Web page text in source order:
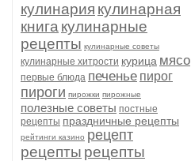
кулинария кулинарная
книга кулинарные
рецепты кулинарные советы
кулинарные хитрости курица мясо
первые блюда печенье пирог
пироги пирожки пирожные
полезные советы постные
рецепты праздничные рецепты
рейтинги казино рецепт
рецепты рецепты